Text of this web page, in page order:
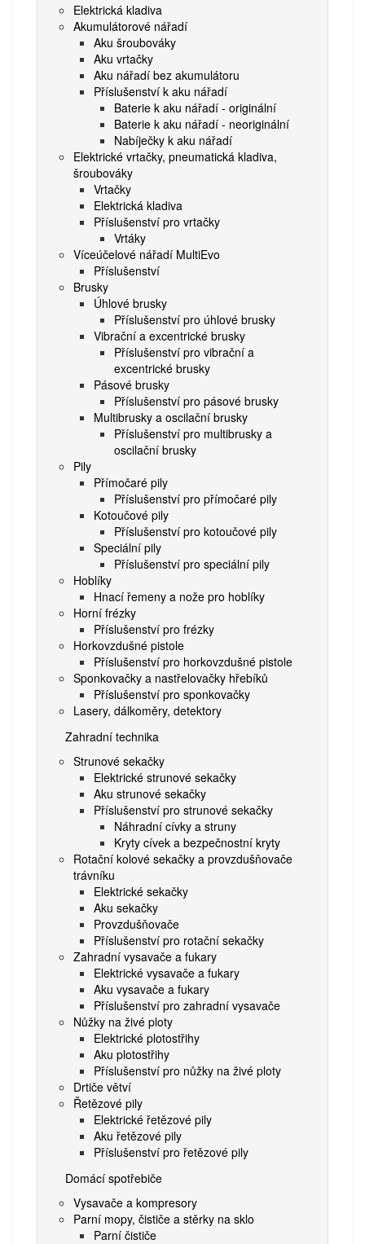
Elektrická kladiva
Akumulátorové nářadí
Aku šroubováky
Aku vrtačky
Aku nářadí bez akumulátoru
Příslušenství k aku nářadí
Baterie k aku nářadí - originální
Baterie k aku nářadí - neoriginální
Nabíječky k aku nářadí
Elektrické vrtačky, pneumatická kladiva,
šroubováky
Vrtačky
Elektrická kladiva
Příslušenství pro vrtačky
Vrtáky
Víceúčelové nářadí MultiEvo
Příslušenství
Brusky
Úhlové brusky
Příslušenství pro úhlové brusky
Vibrační a excentrické brusky
Příslušenství pro vibrační a
excentrické brusky
Pásové brusky
Příslušenství pro pásové brusky
Multibrusky a oscilační brusky
Příslušenství pro multibrusky a
oscilační brusky
Pily
Přímočaré pily
Příslušenství pro přímočaré pily
Kotoučové pily
Příslušenství pro kotoučové pily
Speciální pily
Příslušenství pro speciální pily
Hoblíky
Hnací řemeny a nože pro hoblíky
Horní frézky
Příslušenství pro frézky
Horkovzdušné pistole
Příslušenství pro horkovzdušné pistole
Sponkovačky a nastřelovačky hřebíků
Příslušenství pro sponkovačky
Lasery, dálkoměry, detektory
Zahradní technika
Strunové sekačky
Elektrické strunové sekačky
Aku strunové sekačky
Příslušenství pro strunové sekačky
Náhradní cívky a struny
Kryty cívek a bezpečnostní kryty
Rotační kolové sekačky a provzdušňovače
trávníku
Elektrické sekačky
Aku sekačky
Provzdušňovače
Příslušenství pro rotační sekačky
Zahradní vysavače a fukary
Elektrické vysavače a fukary
Aku vysavače a fukary
Příslušenství pro zahradní vysavače
Nůžky na živé ploty
Elektrické plotostřihy
Aku plotostřihy
Příslušenství pro nůžky na živé ploty
Drtiče větví
Řetězové pily
Elektrické řetězové pily
Aku řetězové pily
Příslušenství pro řetězové pily
Domácí spotřebiče
Vysavače a kompresory
Parní mopy, čističe a stěrky na sklo
Parní čističe